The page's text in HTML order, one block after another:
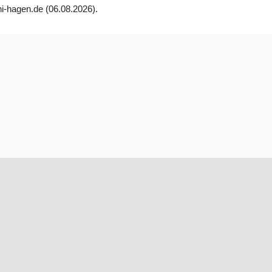
hagen.de (06.08.2026).